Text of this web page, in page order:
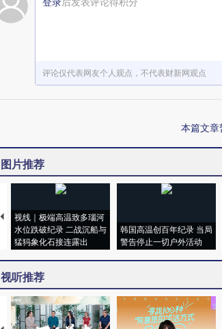
评论仅代表网友个人观点，不代表财新网观点
本篇文章
图片推荐
视线｜极端高温致多瑙河
水位跌破纪录 二战沉船与
猛犸象化石接连露出
韩国高温创百年纪录 当局
警告停止一切户外活动
视听推荐